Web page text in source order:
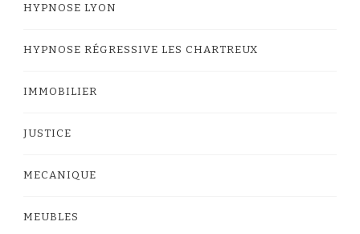
HYPNOSE LYON
HYPNOSE RÉGRESSIVE LES CHARTREUX
IMMOBILIER
JUSTICE
MECANIQUE
MEUBLES